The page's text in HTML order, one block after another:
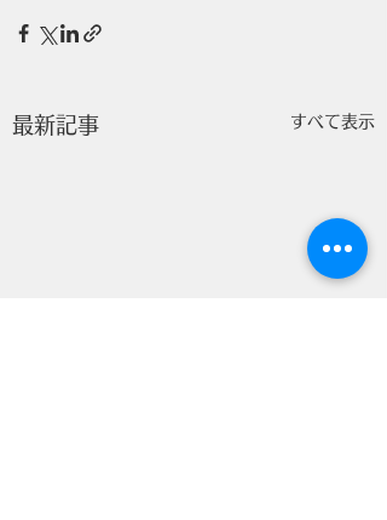
最新記事 すべて表示